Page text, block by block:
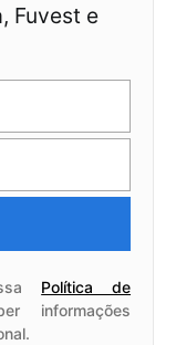
Fuvest e
Política de
informações